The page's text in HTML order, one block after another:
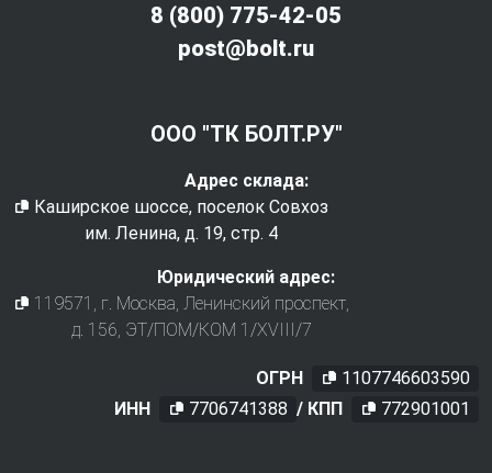
8 (800) 775-42-05
post@bolt.ru
ООО "ТК БОЛТ.РУ"
Адрес склада:
Каширское шоссе, поселок Совхоз
им. Ленина, д. 19, стр. 4
Юридический адрес:
119571 , г. Москва, Ленинский проспект,
д. 156, ЭТ/ПОМ/КОМ 1/XVIII/7
ОГРН
1107746603590
ИНН
7706741388 / КПП 772901001